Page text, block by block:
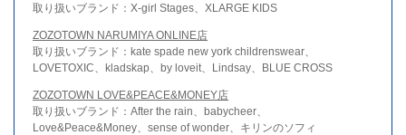
取り扱いブランド：X-girl Stages、XLARGE KIDS
ZOZOTOWN NARUMIYA ONLINE店
取り扱いブランド：kate spade new york childrenswear、
LOVETOXIC、kladskap、by loveit、Lindsay、BLUE CROSS
ZOZOTOWN LOVE&PEACE&MONEY店
取り扱いブランド：After the rain、babycheer、
Love&Peace&Money、sense of wonder、キリンのソフィ